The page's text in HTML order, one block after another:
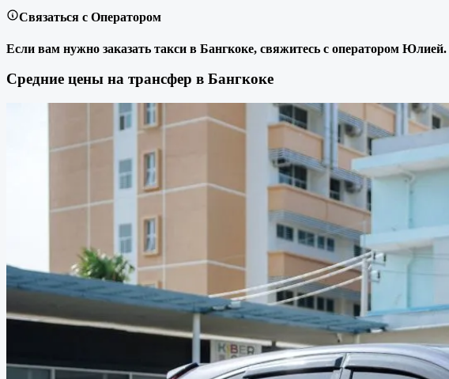
Связаться с Оператором
Если вам нужно заказать такси в Бангкоке, свяжитесь с оператором Юлией.
Средние цены на трансфер в Бангкоке